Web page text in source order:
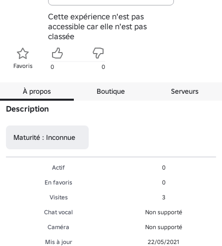
Cette expérience n'est pas
accessible car elle n'est pas
classée
Favoris 0 0
À propos Boutique Serveurs
Description
Maturité : Inconnue
Actif
0
En favoris
0
Visites
3
Chat vocal
Non supporté
Caméra
Non supporté
Mis à jour
22/05/2021